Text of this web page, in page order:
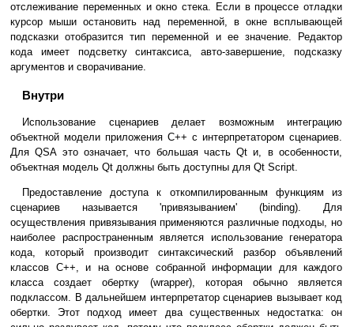
отслеживание переменных и окно стека. Если в процессе отладки
курсор мыши остановить над переменной, в окне всплывающей
подсказки отобразится тип переменной и ее значение. Редактор
кода имеет подсветку синтаксиса, авто-завершение, подсказку
аргументов и сворачивание.
Внутри
Использование сценариев делает возможным интеграцию
объектной модели приложения C++ с интерпретатором сценариев.
Для QSA это означает, что большая часть Qt и, в особенности,
объектная модель Qt должны быть доступны для Qt Script.
Предоставление доступа к откомпилированным функциям из
сценариев называется 'привязыванием' (binding). Для
осуществления привязывания применяются различные подходы, но
наиболее распространенным является использование генератора
кода, который производит синтаксический разбор объявлений
классов C++, и на основе собранной информации для каждого
класса создает обертку (wrapper), которая обычно является
подклассом. В дальнейшем интерпретатор сценариев вызывает код
обертки. Этот подход имеет два существенных недостатка: он